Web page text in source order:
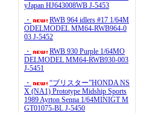
yJapan HJ643008WB J-5453
・
RWB 964 idlers #17 1/64M
ODELMODEL MM64-RWB964-0
03 J-5452
・
RWB 930 Purple 1/64MO
DELMODEL MM64-RWB930-003
J-5451
・
“ブリスター”HONDA NS
X (NA1) Prototype Midship Sports
1989 Ayrton Senna 1/64MINIGT M
GT01075-BL J-5450